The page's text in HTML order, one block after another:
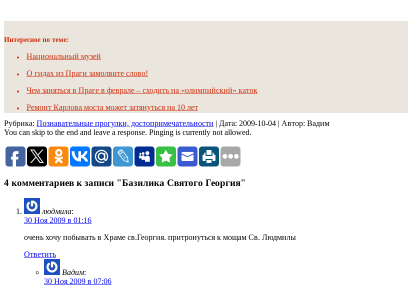
Интересное по теме:
Национальный музей
О гидах из Праги замолвите слово!
Чем заняться в Праге в феврале – сходить на «олимпийский» каток
Ремонт Карлова моста может затянуться на 10 лет
Рубрика: Познавательные прогулки, достопримечательности | Дата: 2009-10-04 | Автор: Вадим
You can skip to the end and leave a response. Pinging is currently not allowed.
4 комментариев к записи "Базилика Святого Георгия"
людмила:
30 Ноя 2009 в 01:16
очень хочу побывать в Храме св.Георгия. притронуться к мощам Св. Людмилы
Ответить
Вадим:
30 Ноя 2009 в 07:06